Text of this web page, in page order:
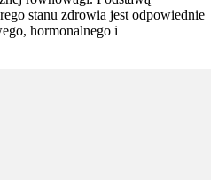
stanu zdrowia jest odpowiednie
hormonalnego i